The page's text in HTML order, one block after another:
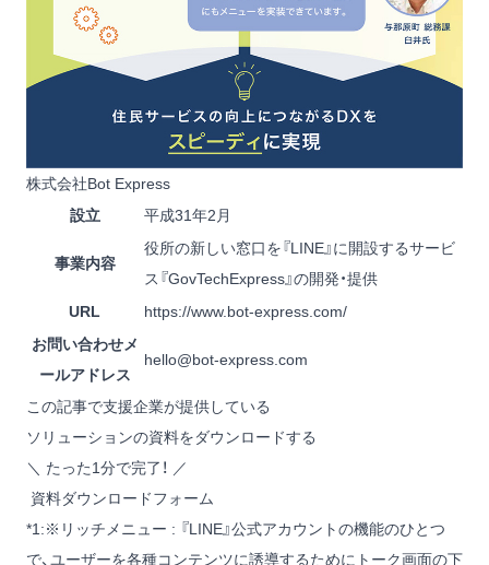
株式会社Bot Express
設立
平成31年2月
事業内容
役所の新しい窓口を『LINE』に開設するサービ
ス『GovTechExpress』の開発・提供
URL
https://www.bot-express.com/
お問い合わせメ
ールアドレス
hello@bot-express.com
この記事で支援企業が提供している
ソリューションの資料をダウンロードする
＼ たった1分で完了！ ／
資料ダウンロードフォーム
*1 :※リッチメニュー : 『LINE』公式アカウントの機能のひとつ
で、ユーザーを各種コンテンツに誘導するためにトーク画面の下